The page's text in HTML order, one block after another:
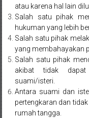
Kendari,
Riau,
Pekanbaru,
Bengkulu,
Mukomuko,
Gunung
atau karena hal lain
Salah satu pihak
hukuman yang lebih
Salah satu pihak
yang membahayakan
Salah satu pihak
akibat tidak dapat
suami/isteri.
Antara suami dan
pertengkaran dan
rumah tangga.